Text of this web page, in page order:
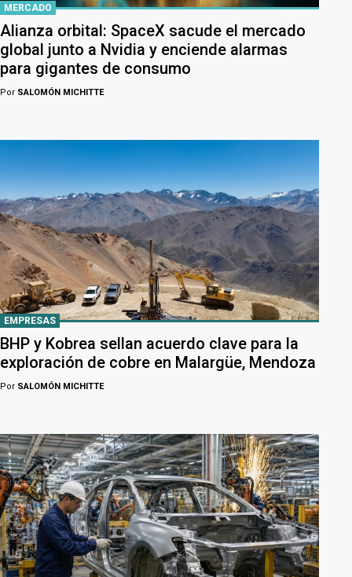
MERCADO
Alianza orbital: SpaceX sacude el mercado
global junto a Nvidia y enciende alarmas
para gigantes de consumo
Por SALOMÓN MICHITTE
EMPRESAS
BHP y Kobrea sellan acuerdo clave para la
exploración de cobre en Malargüe, Mendoza
Por SALOMÓN MICHITTE